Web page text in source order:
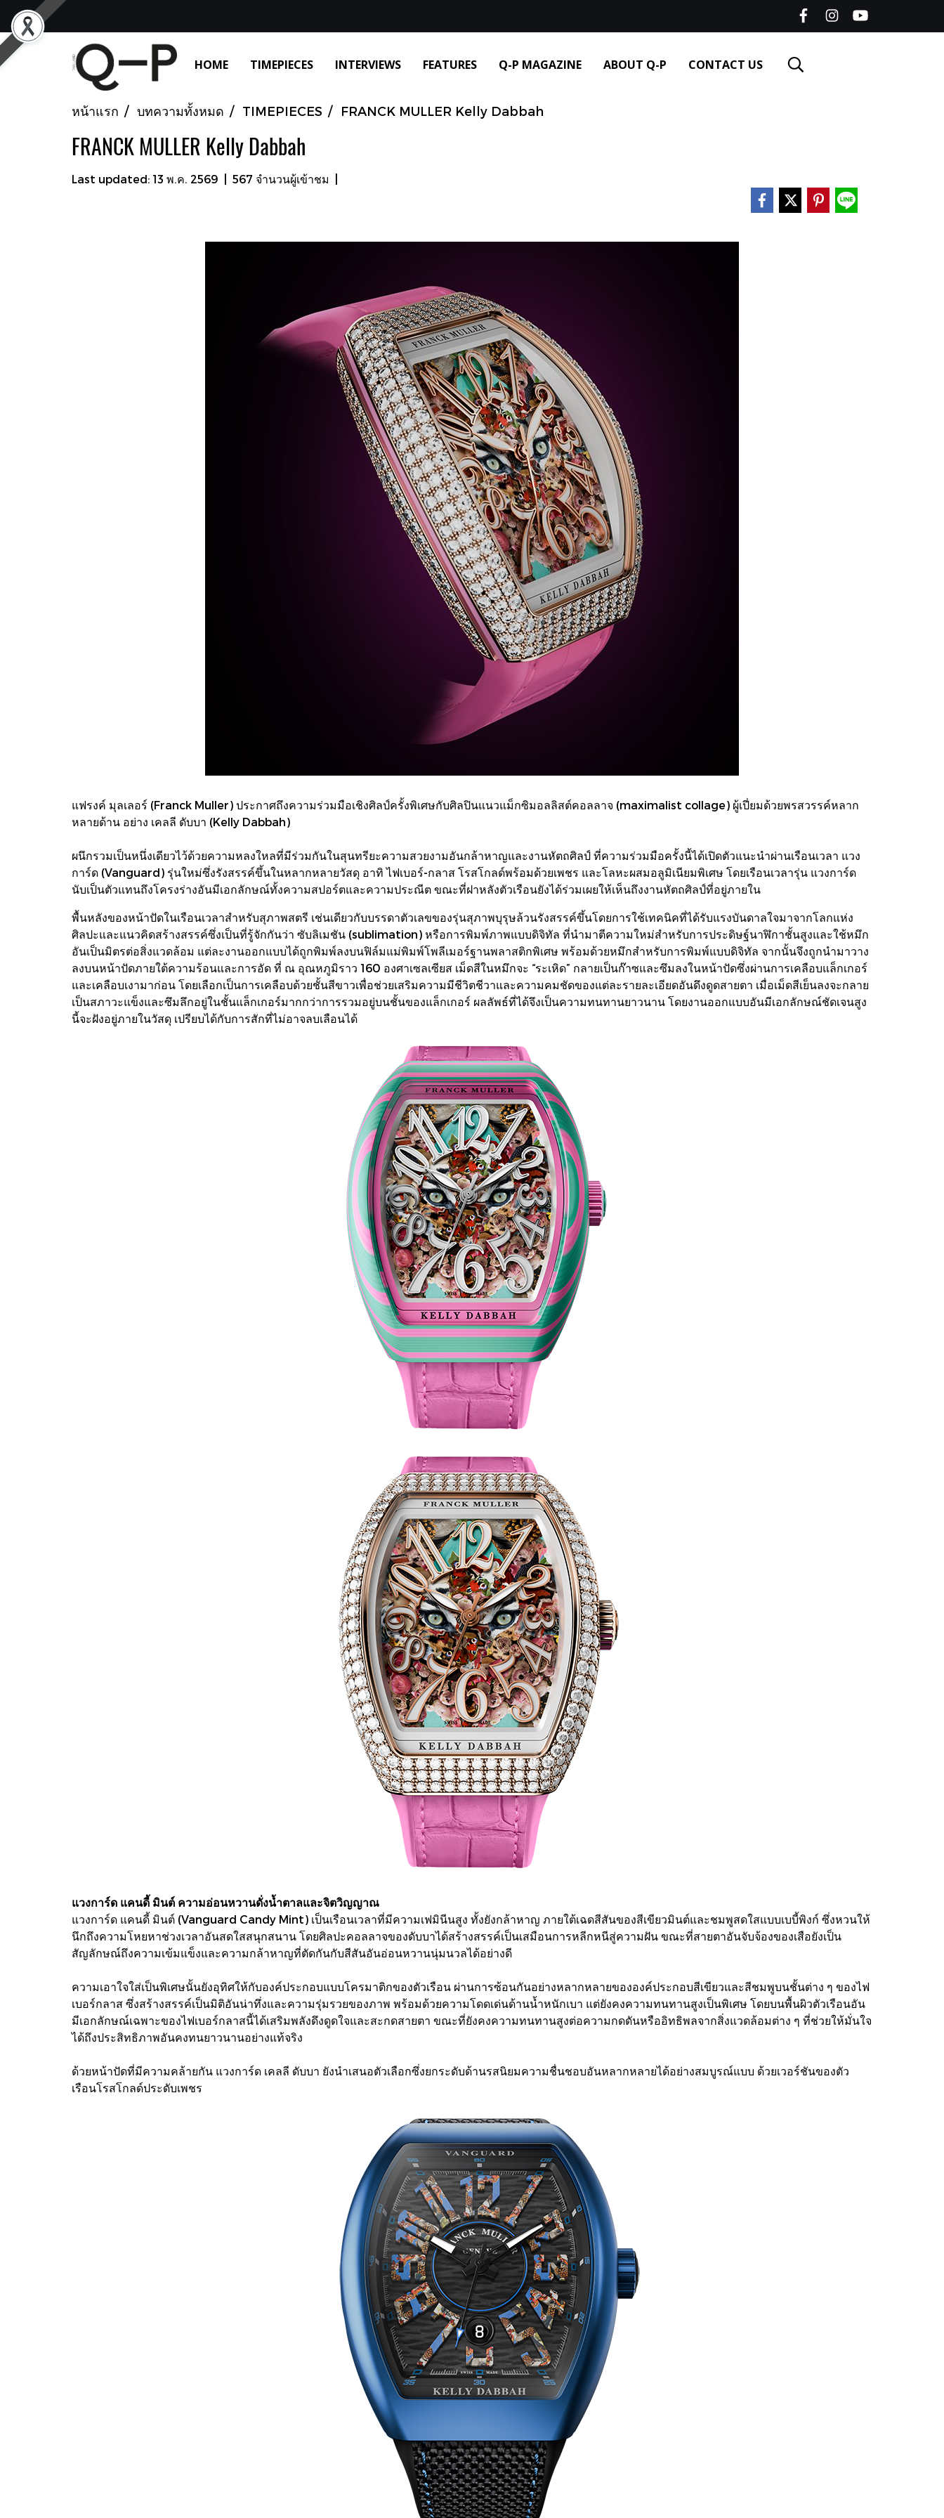
HOME TIMEPIECES INTERVIEWS FEATURES Q-P MAGAZINE ABOUT Q-P CONTACT US
หน้าแรก บทความทั้งหมด TIMEPIECES FRANCK MULLER Kelly Dabbah
FRANCK MULLER Kelly Dabbah
Last updated: 13 พ.ค. 2569 567 จำนวนผู้เข้าชม
แฟรงค์ มุลเลอร์ (Franck Muller) ประกาศถึงความร่วมมือเชิงศิลป์ครั้งพิเศษกับศิลปินแนวแม็กซิมอลลิสต์คอลลาจ (maximalist collage) ผู้เปี่ยมด้วยพรสวรรค์หลาก
หลายด้าน อย่าง เคลลี ดับบา (Kelly Dabbah)
ผนึกรวมเป็นหนึ่งเดียวไว้ด้วยความหลงใหลที่มีร่วมกันในสุนทรียะความสวยงามอันกล้าหาญและงานหัตถศิลป์ ที่ความร่วมมือครั้งนี้ได้เปิดตัวแนะนำผ่านเรือนเวลา แวง
การ์ด (Vanguard) รุ่นใหม่ซึ่งรังสรรค์ขึ้นในหลากหลายวัสดุ อาทิ ไฟเบอร์-กลาส โรสโกลด์พร้อมด้วยเพชร และโลหะผสมอลูมิเนียมพิเศษ โดยเรือนเวลารุ่น แวงการ์ด
นับเป็นตัวแทนถึงโครงร่างอันมีเอกลักษณ์ทั้งความสปอร์ตและความประณีต ขณะที่ฝาหลังตัวเรือนยังได้ร่วมเผยให้เห็นถึงงานหัตถศิลป์ที่อยู่ภายใน
พื้นหลังของหน้าปัดในเรือนเวลาสำหรับสุภาพสตรี เช่นเดียวกับบรรดาตัวเลขของรุ่นสุภาพบุรุษล้วนรังสรรค์ขึ้นโดยการใช้เทคนิคที่ได้รับแรงบันดาลใจมาจากโลกแห่ง
ศิลปะและแนวคิดสร้างสรรค์ซึ่งเป็นที่รู้จักกันว่า ซับลิเมชัน (sublimation) หรือการพิมพ์ภาพแบบดิจิทัล ที่นำมาตีความใหม่สำหรับการประดิษฐ์นาฬิกาชั้นสูงและใช้หมึก
อันเป็นมิตรต่อสิ่งแวดล้อม แต่ละงานออกแบบได้ถูกพิมพ์ลงบนฟิล์มแม่พิมพ์โพลีเมอร์ฐานพลาสติกพิเศษ พร้อมด้วยหมึกสำหรับการพิมพ์แบบดิจิทัล จากนั้นจึงถูกนำมาวาง
ลงบนหน้าปัดภายใต้ความร้อนและการอัด ที่ ณ อุณหภูมิราว 160 องศาเซลเซียส เม็ดสีในหมึกจะ “ระเหิด” กลายเป็นก๊าซและซึมลงในหน้าปัดซึ่งผ่านการเคลือบแล็กเกอร์
และเคลือบเงามาก่อน โดยเลือกเป็นการเคลือบด้วยชั้นสีขาวเพื่อช่วยเสริมความมีชีวิตชีวาและความคมชัดของแต่ละรายละเอียดอันดึงดูดสายตา เมื่อเม็ดสีเย็นลงจะกลาย
เป็นสภาวะแข็งและซึมลึกอยู่ในชั้นแล็กเกอร์มากกว่าการรวมอยู่บนชั้นของแล็กเกอร์ ผลลัพธ์ที่ได้จึงเป็นความทนทานยาวนาน โดยงานออกแบบอันมีเอกลักษณ์ชัดเจนสูง
นี้จะฝังอยู่ภายในวัสดุ เปรียบได้กับการสักที่ไม่อาจลบเลือนได้
แวงการ์ด แคนดี้ มินต์ ความอ่อนหวานดั่งน้ำตาลและจิตวิญญาณ
แวงการ์ด แคนดี้ มินต์ (Vanguard Candy Mint) เป็นเรือนเวลาที่มีความเฟมินีนสูง ทั้งยังกล้าหาญ ภายใต้เฉดสีสันของสีเขียวมินต์และชมพูสดใสแบบเบบี้พิงก์ ซึ่งหวนให้
นึกถึงความโหยหาช่วงเวลาอันสดใสสนุกสนาน โดยศิลปะคอลลาจของดับบาได้สร้างสรรค์เป็นเสมือนการหลีกหนีสู่ความฝัน ขณะที่สายตาอันจับจ้องของเสือยังเป็น
สัญลักษณ์ถึงความเข้มแข็งและความกล้าหาญที่ตัดกันกับสีสันอันอ่อนหวานนุ่มนวลได้อย่างดี
ความเอาใจใส่เป็นพิเศษนั้นยังอุทิศให้กับองค์ประกอบแบบโครมาติกของตัวเรือน ผ่านการซ้อนกันอย่างหลากหลายขององค์ประกอบสีเขียวและสีชมพูบนชั้นต่าง ๆ ของไฟ
เบอร์กลาส ซึ่งสร้างสรรค์​เป็นมิติอันน่าทึ่งและความรุ่มรวยของภาพ พร้อมด้วยความโดดเด่นด้านน้ำหนักเบา แต่ยังคงความทนทานสูงเป็นพิเศษ โดยบนพื้นผิวตัวเรือนอัน
มีเอกลักษณ์เฉพาะของไฟเบอร์กลาสนี้ได้เสริมพลังดึงดูดใจและสะกดสายตา ขณะที่ยังคงความทนทานสูงต่อความกดดันหรืออิทธิพลจากสิ่งแวดล้อมต่าง ๆ ที่ช่วยให้มั่นใจ
ได้ถึงประสิทธิภาพอันคงทนยาวนานอย่างแท้จริง
ด้วยหน้าปัดที่มีความคล้ายกัน แวงการ์ด เคลลี ดับบา ยังนำเสนอตัวเลือกซึ่งยกระดับด้านรสนิยมความชื่นชอบอันหลากหลายได้อย่างสมบูรณ์แบบ ด้วยเวอร์ชันของตัว
เรือนโรสโกลด์ประดับเพชร